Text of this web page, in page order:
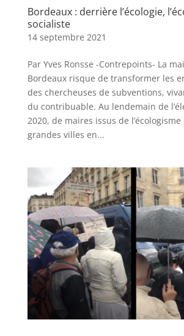
Bordeaux : derrière l’écologie,
socialiste
14 septembre 2021
Par Yves Ronsse -Contrepoints- La
Bordeaux risque de transformer les
des chercheuses de subventions,
du contribuable. Au lendemain de
2020, de maires issus de
grandes villes en...